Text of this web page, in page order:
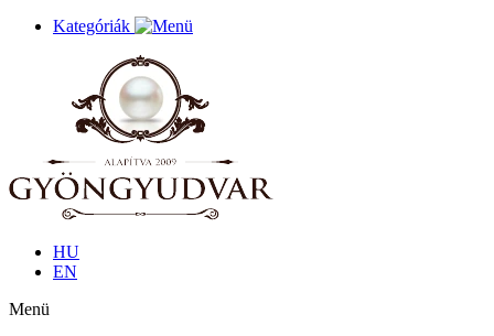
Kategóriák
HU
EN
Menü